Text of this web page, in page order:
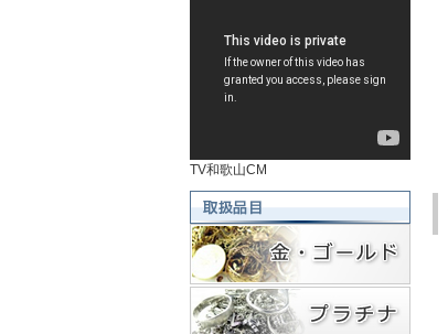
TV和歌山CM